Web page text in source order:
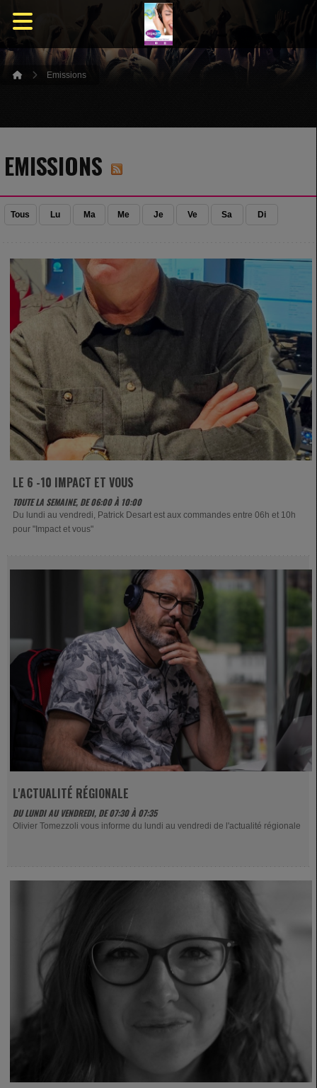
Emissions
EMISSIONS
Tous Lu Ma Me Je Ve Sa Di
LE 6 -10 IMPACT ET VOUS
TOUTE LA SEMAINE, DE 06:00 À 10:00
Du lundi au vendredi, Patrick Desart est aux commandes entre 06h et 10h
pour "Impact et vous"
L'ACTUALITÉ RÉGIONALE
DU LUNDI AU VENDREDI, DE 07:30 À 07:35
Olivier Tomezzoli vous informe du lundi au vendredi de l'actualité régionale